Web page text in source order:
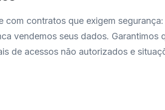
com contratos que exigem
vendemos seus dados.
de acessos não autorizados e